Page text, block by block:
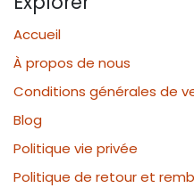
Accueil
À propos de nous
Conditions générales de
Blog
Politique vie privée
Politique de retour et